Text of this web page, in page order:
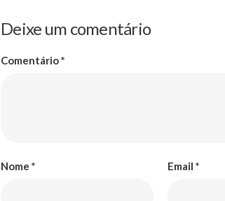
Deixe um comentário
Comentário*
Nome * Email *